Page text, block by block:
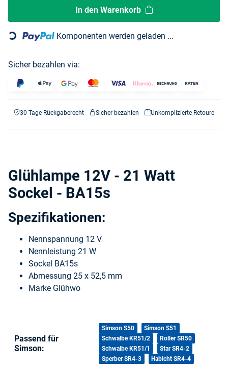
In den Warenkorb
Loading... Komponenten werden geladen ...
Sicher bezahlen via:
30 Tage Rückgaberecht Sicher bezahlen Unkomplizierte Retoure
Glühlampe 12V - 21 Watt
Sockel - BA15s
Spezifikationen:
Nennspannung 12 V
Nennleistung 21 W
Sockel BA15s
Abmessung 25 x 52,5 mm
Marke Glühwo
Passend für
Simson:
Simson S50
Simson S51
Schwalbe KR51/2
Roller SR50
Schwalbe KR51/1
Star SR4-2
Sperber SR4-3
Habicht SR4-4